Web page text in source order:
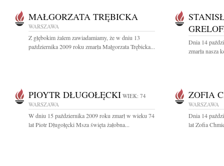
MAŁGORZATA TRĘBICKA
WARSZAWA
Z głębokim żalem zawiadamiamy, że w dniu 13
października 2009 roku zmarła Małgorzata Trębicka...
Dnia 14
zmarła nasza
PIOYTR DŁUGOŁĘCKI WIEK: 74
WARSZAWA
W dniu 15 października 2009 roku zmarł w wieku 74
lat Piotr Długołęcki Msza święta żałobna...
ZOFIA
WARSZAWA
Dnia 14
lat Zofia